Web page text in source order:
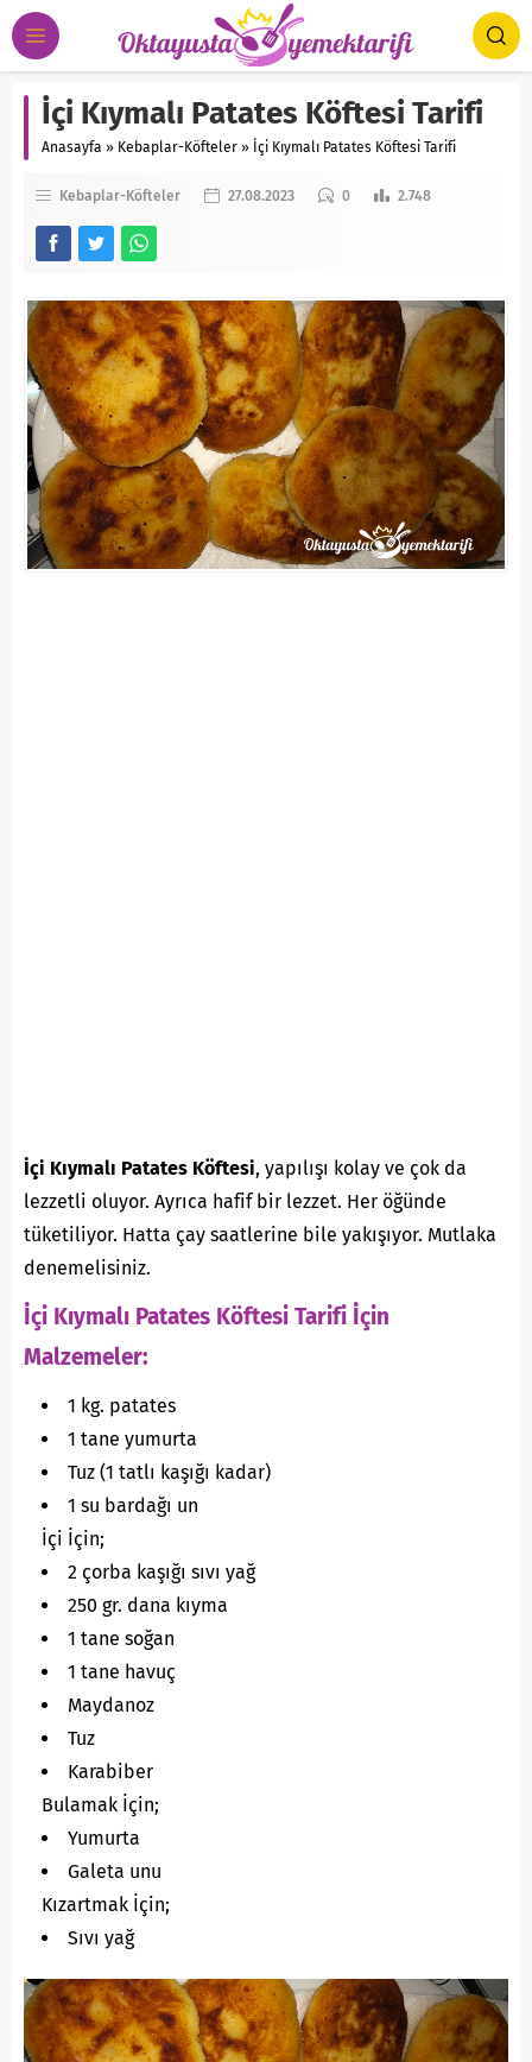
İçi Kıymalı Patates Köftesi Tarifi
Anasayfa » Kebaplar-Köfteler » İçi Kıymalı Patates Köftesi Tarifi
Kebaplar-Köfteler 27.08.2023 0 2.748
İçi Kıymalı Patates Köftesi, yapılışı kolay ve çok da
lezzetli oluyor. Ayrıca hafif bir lezzet. Her öğünde
tüketiliyor. Hatta çay saatlerine bile yakışıyor. Mutlaka
denemelisiniz.
İçi Kıymalı Patates Köftesi Tarifi İçin
Malzemeler:
1 kg. patates
1 tane yumurta
Tuz (1 tatlı kaşığı kadar)
1 su bardağı un
İçi İçin;
2 çorba kaşığı sıvı yağ
250 gr. dana kıyma
1 tane soğan
1 tane havuç
Maydanoz
Tuz
Karabiber
Bulamak İçin;
Yumurta
Galeta unu
Kızartmak İçin;
Sıvı yağ